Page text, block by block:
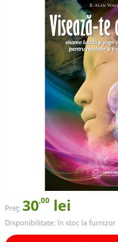
Preț: 30,00 lei
Disponibilitate: în stoc la furnizor